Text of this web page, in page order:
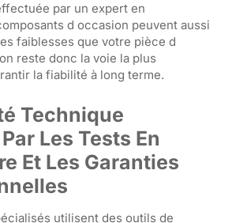
par un expert en
d occasion peuvent aussi
faiblesses que votre pièce d
reste donc la voie la plus
la fiabilité à long terme.
Technique
Les Tests En
Et Les Garanties
utilisent des outils de